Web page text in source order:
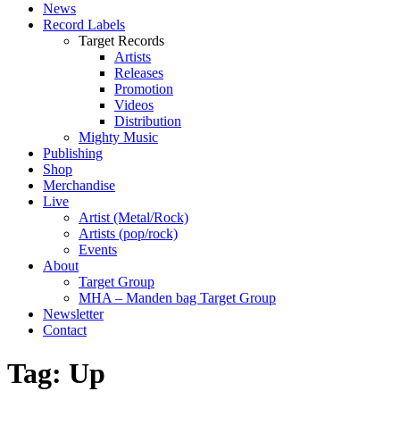
News
Record Labels
Target Records
Artists
Releases
Promotion
Videos
Distribution
Mighty Music
Publishing
Shop
Merchandise
Live
Artist (Metal/Rock)
Artists (pop/rock)
Events
About
Target Group
MHA – Manden bag Target Group
Newsletter
Contact
Tag: Up